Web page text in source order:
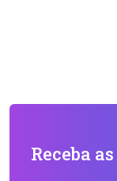
Receba